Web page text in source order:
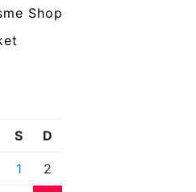
Shop
S D
1 2